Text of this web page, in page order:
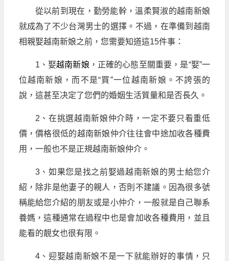
從以前到現在，勤勞能幹，溫柔賢淑的越南新娘
就成為了不少台灣男士的選擇。不過，在準備到越南
相親娶越南新娘之前，您需要知道這15件事：
1、娶越南新娘 ，正確的心態至關重要，是“娶”一
位越南新娘，而不是“買”一位越南新娘。不誇張的
說，這甚至决定了您們的婚姻生活質量和是否長久。
2、在挑選越南新娘仲介時，一定不要只看重低
價，價格很低的越南新娘仲介往往會中途加收各種費
用，一般也不是正規越南新娘仲介。
3、如果您是找之前娶過越南新娘的男士給您介
紹，除非是他妻子的親人，否則不建議。因為很多號
稱能給您介紹的朋友或是小仲介，一般就是自己聯系
養媽，這種通常在過程中也是會加收各種費用，並且
能看的靚女也很有限。
4、迎娶越南新娘不是一下就能辦好的事情，只